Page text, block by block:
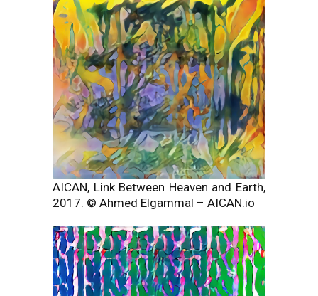
AICAN, Link Between Heaven and Earth,
2017. © Ahmed Elgammal – AICAN.io